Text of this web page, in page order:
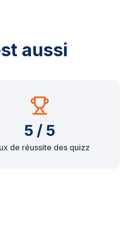
aussi
5 / 5
de réussite des quizz